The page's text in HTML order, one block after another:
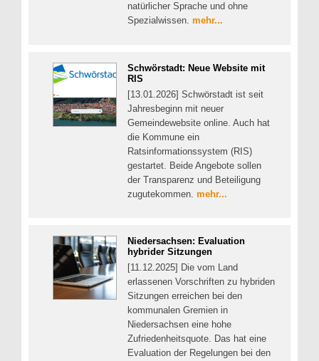
natürlicher Sprache und ohne
Spezialwissen. mehr...
Schwörstadt: Neue Website mit
RIS
[13.01.2026] Schwörstadt ist seit
Jahresbeginn mit neuer
Gemeindewebsite online. Auch hat
die Kommune ein
Ratsinformationssystem (RIS)
gestartet. Beide Angebote sollen
der Transparenz und Beteiligung
zugutekommen. mehr...
Niedersachsen: Evaluation
hybrider Sitzungen
[11.12.2025] Die vom Land
erlassenen Vorschriften zu hybriden
Sitzungen erreichen bei den
kommunalen Gremien in
Niedersachsen eine hohe
Zufriedenheitsquote. Das hat eine
Evaluation der Regelungen bei den